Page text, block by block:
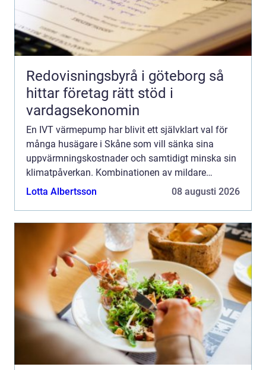
Redovisningsbyrå i göteborg så
hittar företag rätt stöd i
vardagsekonomin
En IVT värmepump har blivit ett självklart val för
många husägare i Skåne som vill sänka sina
uppvärmningskostnader och samtidigt minska sin
klimatpåverkan. Kombinationen av mildare
skånskt klimat, höga elpriser och tillgång till
Lotta Albertsson 08 augusti 2026